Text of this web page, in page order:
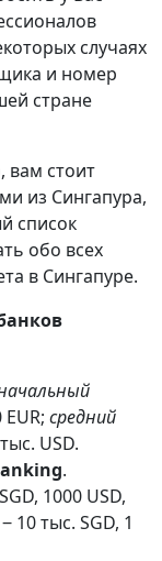
случаях
и номер
стране
вам стоит
из Сингапура,
список
обо всех
в Сингапуре.
средний
USD.
.
1000 USD,
10 тыс. SGD, 1